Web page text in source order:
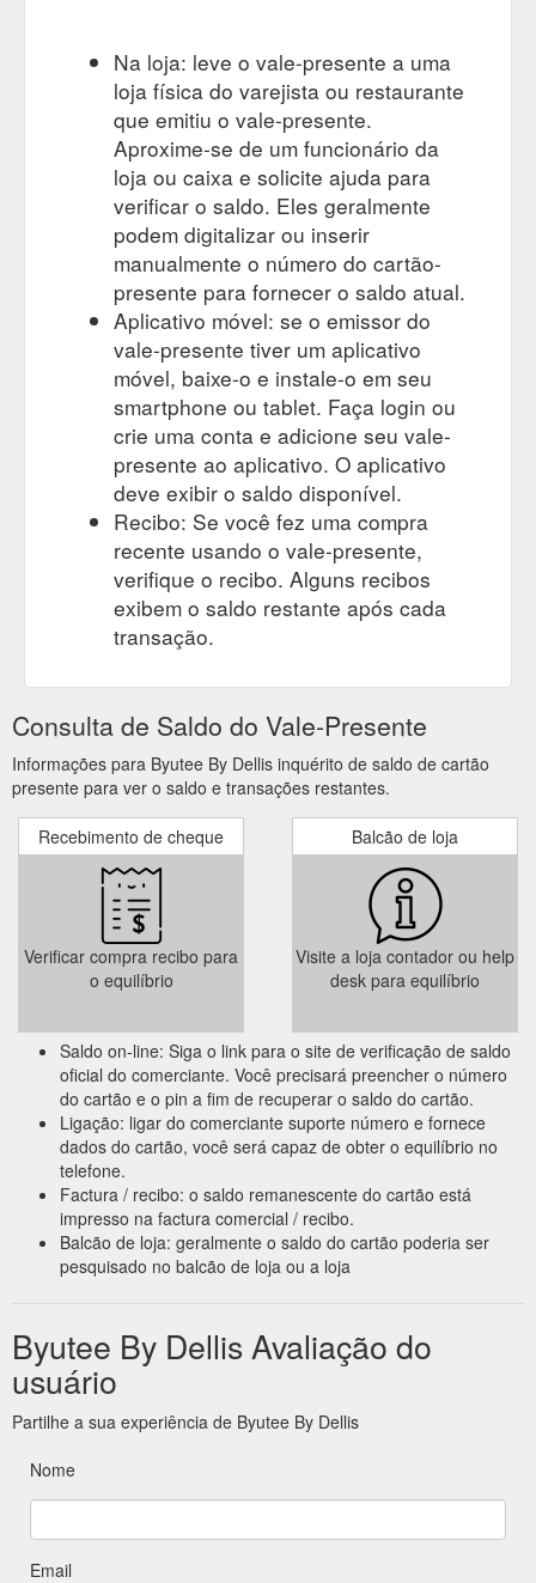
Na loja: leve o vale-presente a uma
loja física do varejista ou restaurante
que emitiu o vale-presente.
Aproxime-se de um funcionário da
loja ou caixa e solicite ajuda para
verificar o saldo. Eles geralmente
podem digitalizar ou inserir
manualmente o número do cartão-
presente para fornecer o saldo atual.
Aplicativo móvel: se o emissor do
vale-presente tiver um aplicativo
móvel, baixe-o e instale-o em seu
smartphone ou tablet. Faça login ou
crie uma conta e adicione seu vale-
presente ao aplicativo. O aplicativo
deve exibir o saldo disponível.
Recibo: Se você fez uma compra
recente usando o vale-presente,
verifique o recibo. Alguns recibos
exibem o saldo restante após cada
transação.
Consulta de Saldo do Vale-Presente
Informações para Byutee By Dellis inquérito de saldo de cartão
presente para ver o saldo e transações restantes.
Recebimento de cheque
Verificar compra recibo para
o equilíbrio
Balcão de loja
Visite a loja contador ou help
desk para equilíbrio
Saldo on-line: Siga o link para o site de verificação de saldo
oficial do comerciante. Você precisará preencher o número
do cartão e o pin a fim de recuperar o saldo do cartão.
Ligação: ligar do comerciante suporte número e fornece
dados do cartão, você será capaz de obter o equilíbrio no
telefone.
Factura / recibo: o saldo remanescente do cartão está
impresso na factura comercial / recibo.
Balcão de loja: geralmente o saldo do cartão poderia ser
pesquisado no balcão de loja ou a loja
Byutee By Dellis Avaliação do
usuário
Partilhe a sua experiência de Byutee By Dellis
Nome
Email